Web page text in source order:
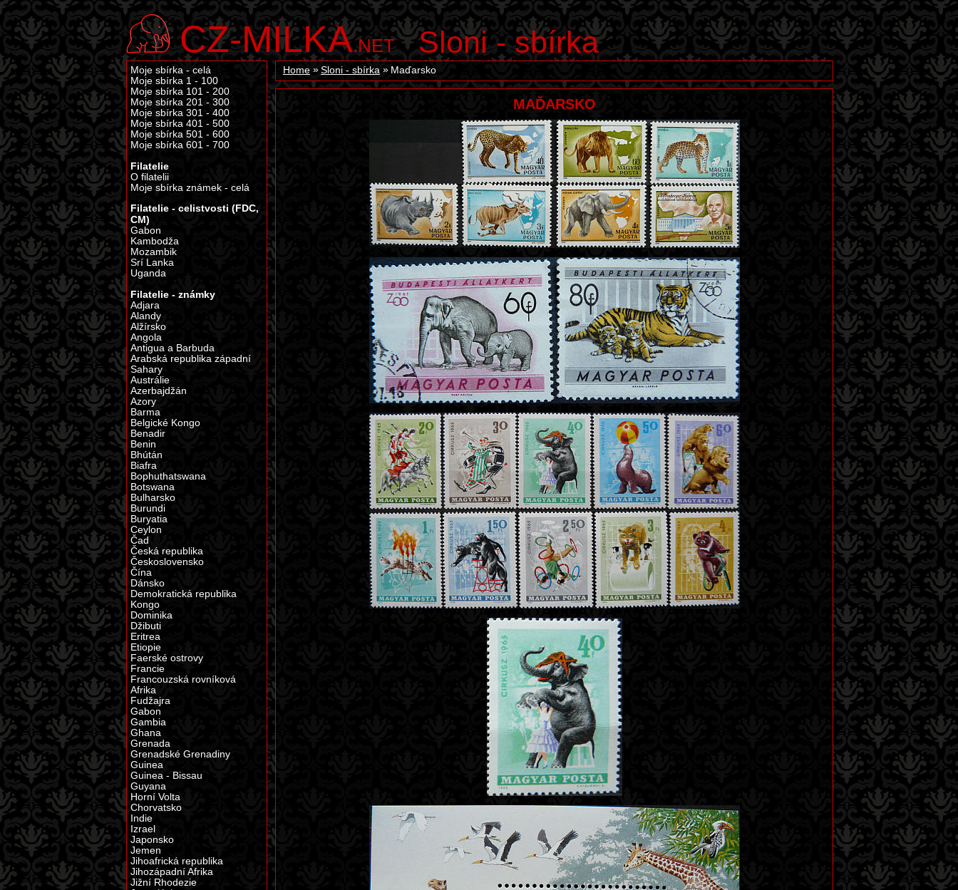
CZ-MILKA.NET Sloni - sbírka
Home Sloni - sbírka Maďarsko
MAĎARSKO
Moje sbírka - celá
Moje sbírka 1 - 100
Moje sbírka 101 - 200
Moje sbírka 201 - 300
Moje sbírka 301 - 400
Moje sbírka 401 - 500
Moje sbírka 501 - 600
Moje sbírka 601 - 700
Filatelie
O filatelii
Moje sbírka známek - celá
Filatelie - celistvosti (FDC,
CM)
Gabon
Kambodža
Mozambik
Srí Lanka
Uganda
Filatelie - známky
Adjara
Alandy
Alžírsko
Angola
Antigua a Barbuda
Arabská republika západní
Sahary
Austrálie
Azerbajdžán
Azory
Barma
Belgické Kongo
Benadir
Benin
Bhútán
Biafra
Bophuthatswana
Botswana
Bulharsko
Burundi
Buryatia
Ceylon
Čad
Česká republika
Československo
Čína
Dánsko
Demokratická republika
Kongo
Dominika
Džibuti
Eritrea
Etiopie
Faerské ostrovy
Francie
Francouzská rovníková
Afrika
Fudžajra
Gabon
Gambia
Ghana
Grenada
Grenadské Grenadiny
Guinea
Guinea - Bissau
Guyana
Horní Volta
Chorvatsko
Indie
Izrael
Japonsko
Jemen
Jihoafrická republika
Jihozápadní Afrika
Jižní Rhodezie